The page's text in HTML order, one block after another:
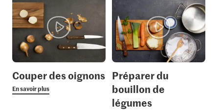
Couper des oignons
En savoir plus
Préparer du
bouillon de
légumes